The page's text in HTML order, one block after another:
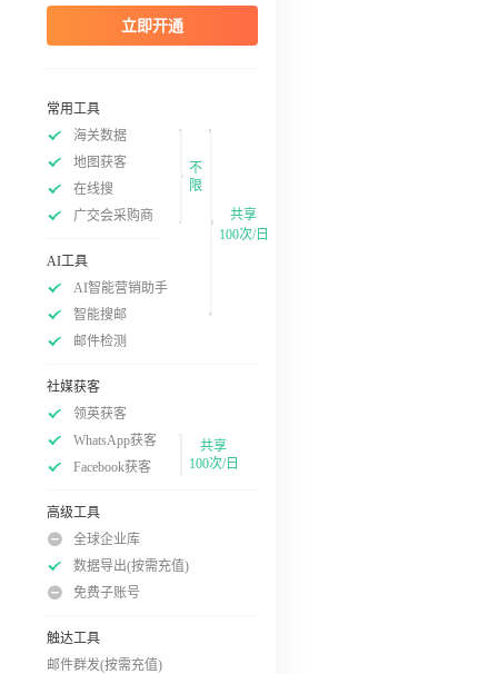
立即开通
常用工具
海关数据
地图获客
在线搜
广交会采购商
不
限
AI工具
AI智能营销助手
智能搜邮
邮件检测
社媒获客
领英获客
WhatsApp获客
Facebook获客
共享
100次/日
高级工具
全球企业库
数据导出(按需充值)
免费子账号
触达工具
邮件群发(按需充值)
共享
100次/日